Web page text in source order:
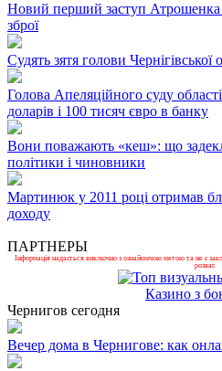
Новий перший заступ Атрошенка
зброї
Судять зятя голови Чернігівської
Голова Апеляційного суду
доларів і 100 тисяч євро в банку
Вони поважають «кеш»: що
політики і чиновники
Мартинюк у 2011 році отримав
доходу
ПАРТНЕРЫ
Інформація надається виключно з ознайомчою метою та не є
розваг.
Казино з
Чернигов сегодня
Вечер дома в Чернигове: как